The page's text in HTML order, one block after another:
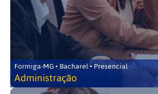
Formiga-MG • Bacharel • Presencial
Administração